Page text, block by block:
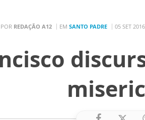
POR REDAÇÃO A12 EM SANTO PADRE 05 SET